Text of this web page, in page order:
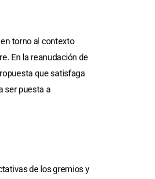
torno al contexto
En la reanudación de
que satisfaga
ser puesta a
de los gremios y